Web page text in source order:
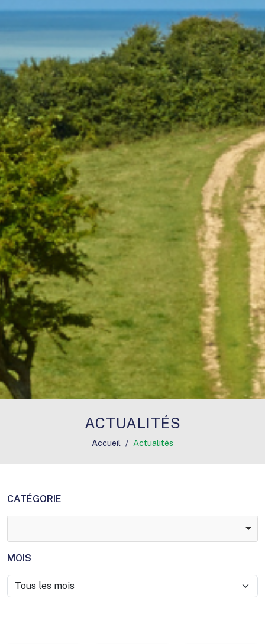
ACTUALITÉS
Accueil Actualités
CATÉGORIE
MOIS